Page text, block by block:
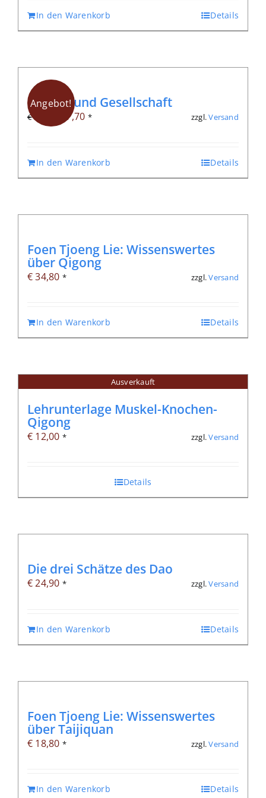
In den Warenkorb Details
Angebot!
Qigong und Gesellschaft
€11,00
Ursprünglicher
€ 11,00
7,70Aktueller
€ 7,70.
* zzgl.Versand
In den Warenkorb Details
Foen Tjoeng Lie: Wissenswertes
über Qigong
€34,80 * zzgl.Versand
In den Warenkorb Details
Ausverkauft
Lehrunterlage Muskel-Knochen-
Qigong
€ 12,00 * zzgl.Versand
Details
Die drei Schätze des Dao
€24,90 * zzgl.Versand
In den Warenkorb Details
Foen Tjoeng Lie: Wissenswertes
über Taijiquan
€ 18,80 * zzgl.Versand
In den Warenkorb Details